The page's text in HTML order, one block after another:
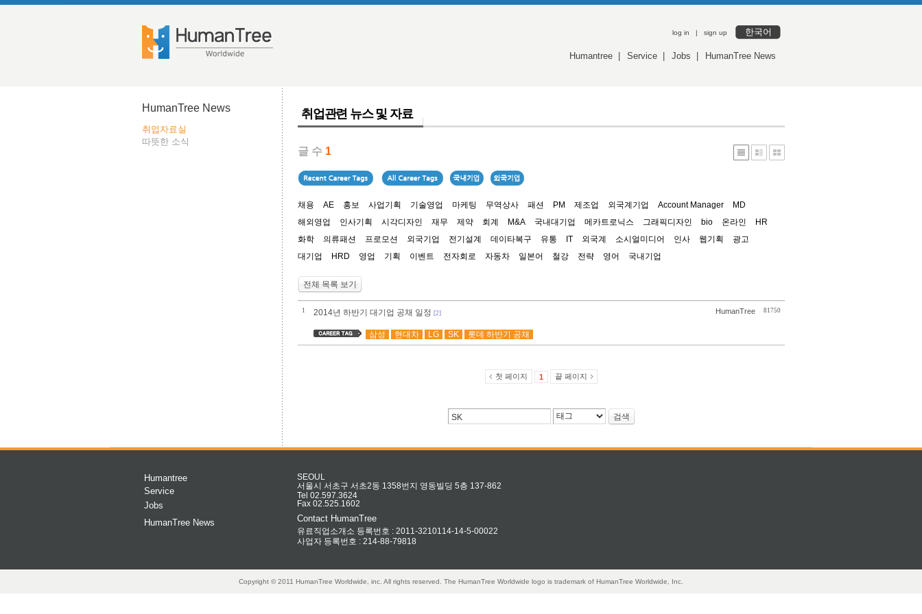
log in | sign up 한국어
Humantree Service Jobs HumanTree News
HumanTree News
취업자료실
따뜻한 소식
취업관련 뉴스 및 자료
글 수 1
채용 AE 홍보 사업기획 기술영업 마케팅 무역상사 패션 PM 제조업 외국계기업 Account Manager
MD
해외영업
인사기획 시각디자인 재무 제약 회계 M&A 국내대기업 메카트로닉스 그래픽디자인 bio 온라인
HR
화학
의류패션 프로모션 외국기업 전기설계 데이타복구 유통 IT 외국계 소시얼미디어 인사 웹기획
광고
대기업
HRD 영업 기획 이벤트 전자회로 자동차 일본어 철강 전략 영어 국내기업
전체 목록 보기
1 2014년 하반기 대기업 공채 일정 [2] HumanTree 81750
삼성 현대차 LG SK 롯데 하반기 공채
첫 페이지 1 끝 페이지
검색
Humantree
Service
Jobs
HumanTree News
SEOUL
서울시 서초구 서초2동 1358번지 영동빌딩 5층 137-862
Tel 02.597.3624
Fax 02.525.1602
Contact HumanTree
유료직업소개소 등록번호 : 2011-3210114-14-5-00022
사업자 등록번호 : 214-88-79818
Copyright © 2011 HumanTree Worldwide, inc. All rights reserved. The HumanTree Worldwide logo is trademark of HumanTree Worldwide, Inc.